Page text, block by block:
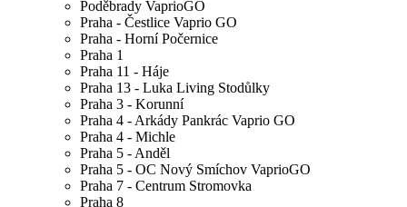
Poděbrady VaprioGO
Praha - Čestlice Vaprio GO
Praha - Horní Počernice
Praha 1
Praha 11 - Háje
Praha 13 - Luka Living Stodůlky
Praha 3 - Korunní
Praha 4 - Arkády Pankrác Vaprio GO
Praha 4 - Michle
Praha 5 - Anděl
Praha 5 - OC Nový Smíchov VaprioGO
Praha 7 - Centrum Stromovka
Praha 8